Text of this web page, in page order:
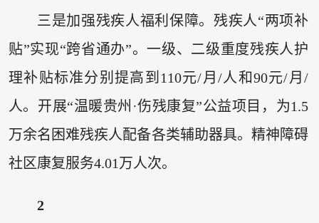
三是加强残疾人福利保障。残疾人“两项补
贴”实现“跨省通办”。一级、二级重度残疾人护
理补贴标准分别提高到110元/月/人和90元/月/
人。开展“温暖贵州·伤残康复”公益项目，为1.5
万余名困难残疾人配备各类辅助器具。精神障碍
社区康复服务4.01万人次。
2